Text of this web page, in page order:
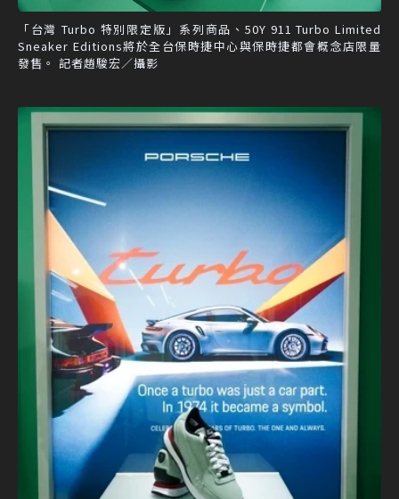
「台灣 Turbo 特別限定版」系列商品、50Y 911 Turbo Limited
Sneaker Editions將於全台保時捷中心與保時捷都會概念店限量
發售。 記者趙駿宏／攝影